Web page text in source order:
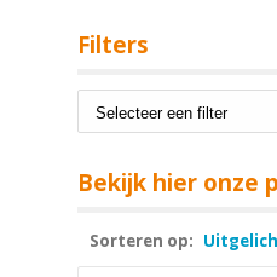
Filters
Bekijk hier onze
Sorteren op: